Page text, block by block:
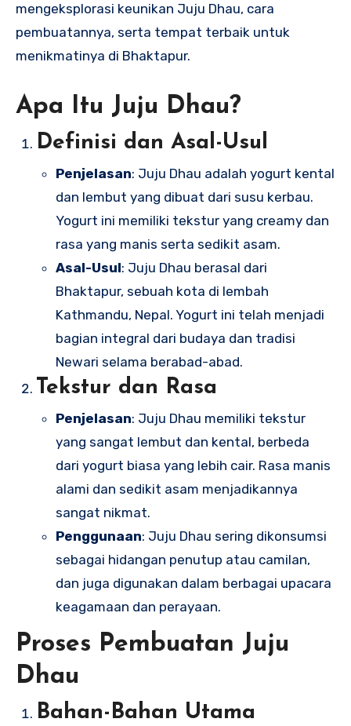
mengeksplorasi keunikan Juju Dhau, cara
pembuatannya, serta tempat terbaik untuk
menikmatinya di Bhaktapur.
Apa Itu Juju Dhau?
Definisi dan Asal-Usul
Penjelasan: Juju Dhau adalah yogurt kental
dan lembut yang dibuat dari susu kerbau.
Yogurt ini memiliki tekstur yang creamy dan
rasa yang manis serta sedikit asam.
Asal-Usul: Juju Dhau berasal dari
Bhaktapur, sebuah kota di lembah
Kathmandu, Nepal. Yogurt ini telah menjadi
bagian integral dari budaya dan tradisi
Newari selama berabad-abad.
Tekstur dan Rasa
Penjelasan: Juju Dhau memiliki tekstur
yang sangat lembut dan kental, berbeda
dari yogurt biasa yang lebih cair. Rasa manis
alami dan sedikit asam menjadikannya
sangat nikmat.
Penggunaan: Juju Dhau sering dikonsumsi
sebagai hidangan penutup atau camilan,
dan juga digunakan dalam berbagai upacara
keagamaan dan perayaan.
Proses Pembuatan Juju
Dhau
Bahan-Bahan Utama